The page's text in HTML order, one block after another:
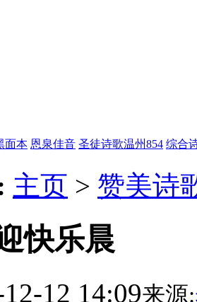
面本 恩泉佳音 圣徒诗歌温州854 综合
主页 > 赞美诗
快乐晨
12 14:09来源: